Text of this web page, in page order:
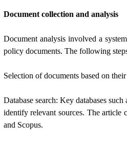
Document collection and analysis
Document analysis involved a
policy documents. The following
Selection of documents based on
Database search: Key databases
identify relevant sources. The article
and Scopus.